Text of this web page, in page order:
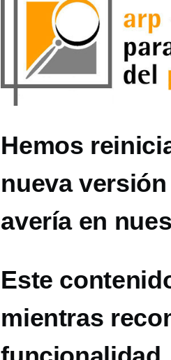
Hemos
nueva
avería en
Este
mientras